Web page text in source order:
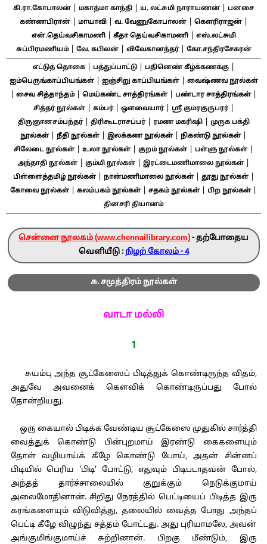
கி.ரா.கோபாலன் மகாத்மா காந்தி ய. லட்சுமி நாராயணன்
பனசை
கண்ணபிரான்| மாயாவி| வ. வேணுகோபாலன்| கௌரிராஜன்|
என்.தெய்வசிகாமணி| கீதா தெய்வசிகாமணி|
எஸ்.லட்சுமி
சுப்பிரமணியம்| வே. கபிலன்| விவேகானந்தர்| கோ.சந்திரசேகரன்
எட்டுத் தொகை| பத்துப்பாட்டு| பதினெண் கீழ்க்கணக்கு|
ஐம்பெருங்காப்பியங்கள்| ஐஞ்சிறு காப்பியங்கள்| வைஷ்ணவ நூல்கள்
சைவ சித்தாந்தம்| மெய்கண்ட சாத்திரங்கள் பண்டார சாத்திரங்கள்
சித்தர் நூல்கள்| கம்பர்| ஔவையார்| ஸ்ரீ குமரகுருபரர்|
திருஞானசம்பந்தர்| திரிகூடராசப்பர்| ரமண மகரிஷி|
முருக பக்தி
நூல்கள்
நீதி நூல்கள் இலக்கண நூல்கள் நிகண்டு நூல்கள்
சிலேடை நூல்கள் உலா நூல்கள் குறம் நூல்கள் பள்ளு நூல்கள்
அந்தாதி நூல்கள்| கும்மி நூல்கள்| இரட்டைமணிமாலை நூல்கள்|
பிள்ளைத்தமிழ் நூல்கள்| நான்மணிமாலை நூல்கள்| தூது நூல்கள்|
கோவை நூல்கள் கலம்பகம் நூல்கள் சதகம் நூல்கள் பிற நூல்கள்
தினசரி தியானம்
சென்னை நூலகம் (www.chennailibrary.com)- தற்போதைய
வெளியீடு : நிழற் கோலம் - 4
சு. சமுத்திரம் நூல்கள்
வாடா மல்லி
1
சுயம்பு அந்த சூட்கேஸைப் பிடித்துக் கொண்டிருந்த விதம்,
அதுவே அவனைக் கௌவிக் கொண்டிருப்பது போல்
தோன்றியது.
ஒரு கையால் பிடிக்க வேண்டிய சூட்கேஸை முதுகில் சார்த்தி
வைத்துக் கொண்டு பின்புறமாய் இரண்டு கைகளையும்
தோள் வழியாய்க் கீழே கொண்டு போய், அதன் சின்னப்
பிடியில் பெரிய 'பிடி' போட்டு, எதுவும் பிடிபடாதவன் போல்,
அந்தத் தார்ச்சாலையில் குறுக்கும் நெடுக்குமாய்
அலைமோதினான். சிறிது நேரத்தில் பெட்டியைப் பிடித்த இரு
கரங்களையும் விடுவித்து, தலையில் வைத்த போது அந்தப்
பெட்டி கீழே விழுந்து சத்தம் போட்டது. அது புரியாமலே, அவன்
அங்குமிங்குமாய்ச் சுற்றினான். பிறகு மீண்டும், இரு